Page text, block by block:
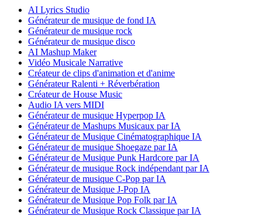
AI Lyrics Studio
Générateur de musique de fond IA
Générateur de musique rock
Générateur de musique disco
AI Mashup Maker
Vidéo Musicale Narrative
Créateur de clips d'animation et d'anime
Générateur Ralenti + Réverbération
Créateur de House Music
Audio IA vers MIDI
Générateur de musique Hyperpop IA
Générateur de Mashups Musicaux par IA
Générateur de Musique Cinématographique IA
Générateur de musique Shoegaze par IA
Générateur de Musique Punk Hardcore par IA
Générateur de musique Rock indépendant par IA
Générateur de musique C-Pop par IA
Générateur de Musique J-Pop IA
Générateur de Musique Pop Folk par IA
Générateur de Musique Rock Classique par IA